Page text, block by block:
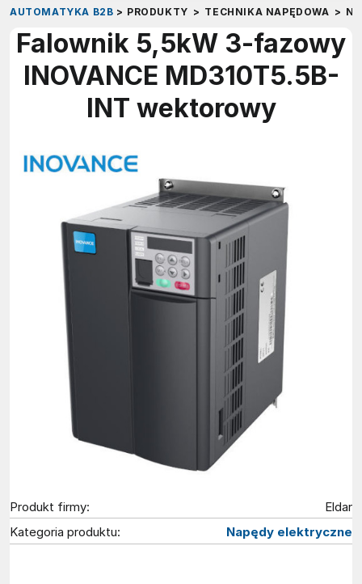
AUTOMATYKA B2B > PRODUKTY > TECHNIKA NAPĘDOWA >
Falownik 5,5kW 3-fazowy
INOVANCE MD310T5.5B-
INT wektorowy
Produkt firmy:
Eldar
Kategoria produktu:
Napędy elektryczne